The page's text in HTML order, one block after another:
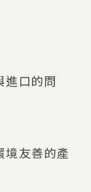
進口的問
境友善的產